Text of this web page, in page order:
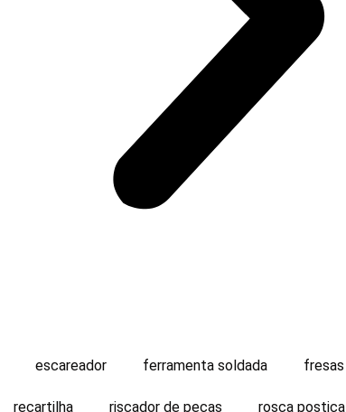
escareador ferramenta soldada fresas
recartilha riscador de peças rosca postiça